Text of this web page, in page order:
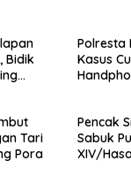
Bidik
Polresta
Kasus
Tari
Pora
Pencak
Sabuk
XIV/